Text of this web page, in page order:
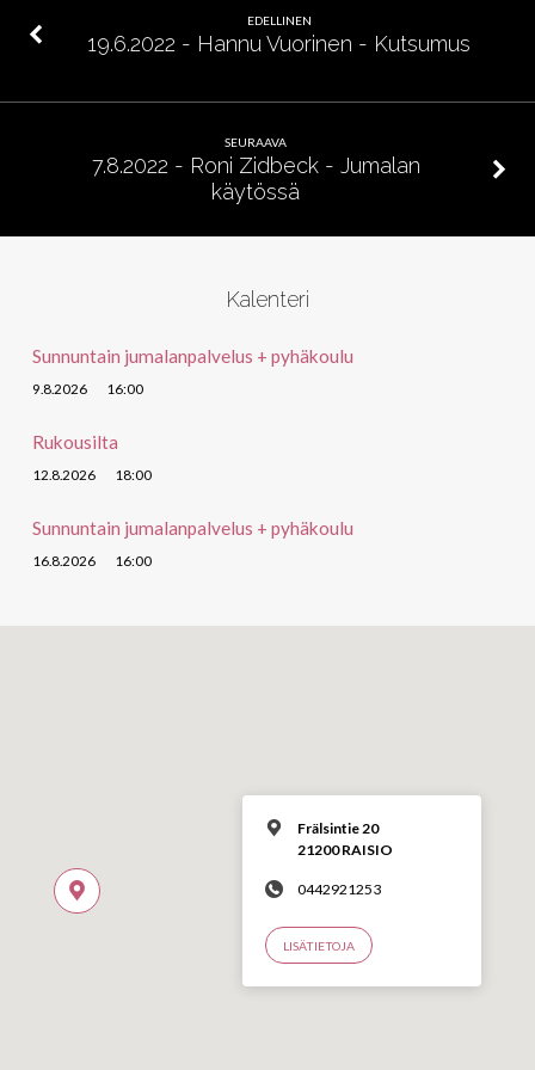
EDELLINEN
19.6.2022 - Hannu Vuorinen - Kutsumus
SEURAAVA
7.8.2022 - Roni Zidbeck - Jumalan
käytössä
Kalenteri
Sunnuntain jumalanpalvelus + pyhäkoulu
9.8.2026 16:00
Rukousilta
12.8.2026 18:00
Sunnuntain jumalanpalvelus + pyhäkoulu
16.8.2026 16:00
Frälsintie 20
21200 RAISIO
0442921253
LISÄTIETOJA